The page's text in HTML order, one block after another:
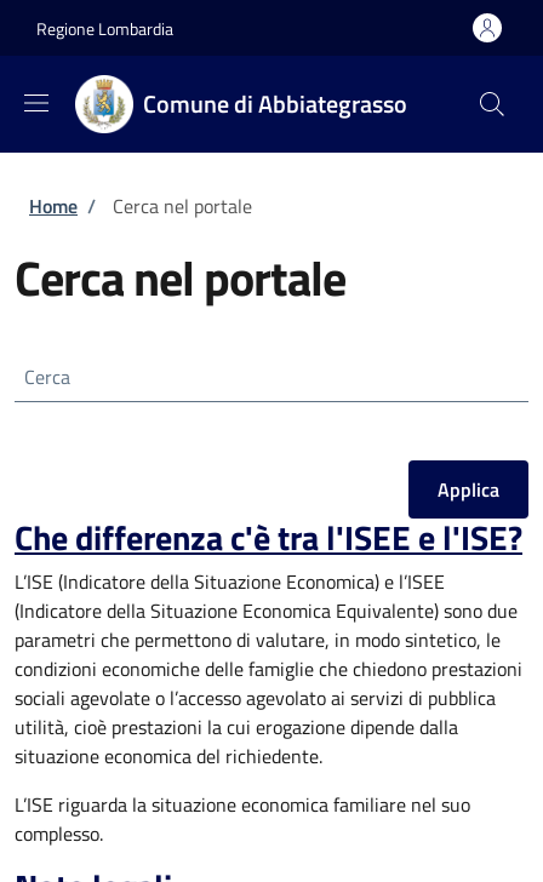
Regione Lombardia
Comune di Abbiategrasso
Briciole di pane
Home / Cerca nel portale
Cerca nel portale
Cerca
Che differenza c'è tra l'ISEE e l'ISE?
L’ISE (Indicatore della Situazione Economica) e l’ISEE
(Indicatore della Situazione Economica Equivalente) sono due
parametri che permettono di valutare, in modo sintetico, le
condizioni economiche delle famiglie che chiedono prestazioni
sociali agevolate o l’accesso agevolato ai servizi di pubblica
utilità, cioè prestazioni la cui erogazione dipende dalla
situazione economica del richiedente.
L’ISE riguarda la situazione economica familiare nel suo
complesso.